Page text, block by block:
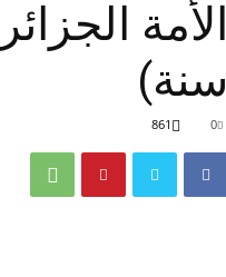
سنة)
0
861